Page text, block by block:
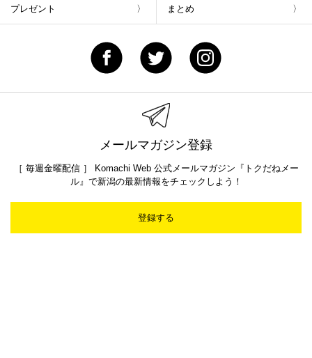
プレゼント まとめ
メールマガジン登録
［ 毎週金曜配信 ］ Komachi Web 公式メールマガジン『トクだねメー
ル』で新潟の最新情報をチェックしよう！
登録する